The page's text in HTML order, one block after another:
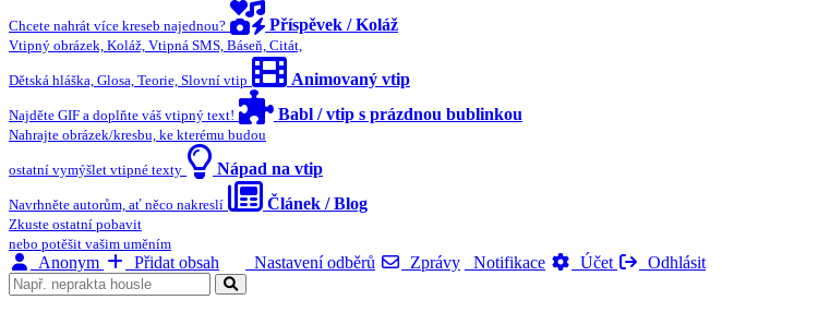
Chcete nahrát více kreseb najednou? Příspěvek / Koláž
Vtipný obrázek, Koláž, Vtipná SMS, Báseň, Citát,
Dětská hláška, Glosa, Teorie, Slovní vtip Animovaný vtip
Najděte GIF a doplňte váš vtipný text! Babl / vtip s prázdnou bublinkou
Nahrajte obrázek/kresbu, ke kterému budou
ostatní vymýšlet vtipné texty Nápad na vtip
Navrhněte autorům, ať něco nakreslí Článek / Blog
Zkuste ostatní pobavit
nebo potěšit vašim uměním
Anonym Přidat obsah Nastavení odběrů Zprávy Notifikace Účet Odhlásit